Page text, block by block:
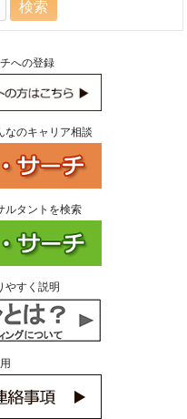
への登録
なのキャリア相談
ルタントを検索
やすく説明